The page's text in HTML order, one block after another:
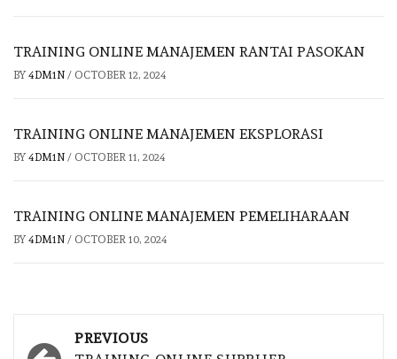
TRAINING ONLINE MANAJEMEN RANTAI PASOKAN
BY 4DM1N / OCTOBER 12, 2024
TRAINING ONLINE MANAJEMEN EKSPLORASI
BY 4DM1N / OCTOBER 11, 2024
TRAINING ONLINE MANAJEMEN PEMELIHARAAN
BY 4DM1N / OCTOBER 10, 2024
Post
PREVIOUS